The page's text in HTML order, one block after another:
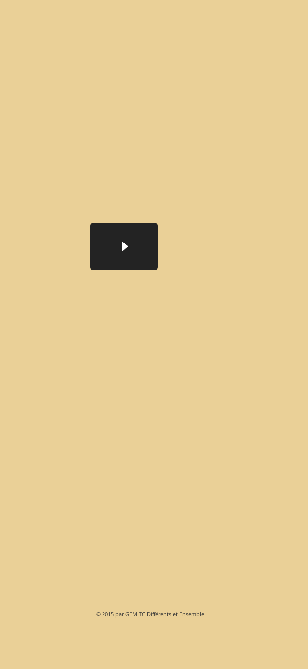
© 2015 par GEM TC Différents et Ensemble.